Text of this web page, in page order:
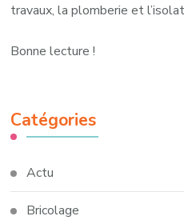
travaux, la plomberie et
Bonne lecture !
Catégories
Actu
Bricolage